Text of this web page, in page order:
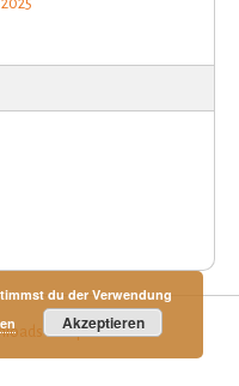
Impressum
du der Verwendung
Akzeptieren